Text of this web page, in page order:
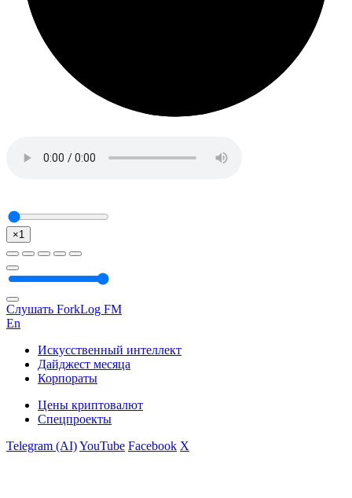
×1
Слушать ForkLog FM
En
Искусственный интеллект
Дайджест месяца
Корпораты
Цены криптовалют
Спецпроекты
Telegram (AI)YouTube Facebook X